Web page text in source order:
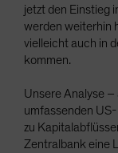
jetzt den Einstieg
werden weiterhin
vielleicht auch in
kommen.
Unsere Analyse –
umfassenden
zu
Zentralbank eine